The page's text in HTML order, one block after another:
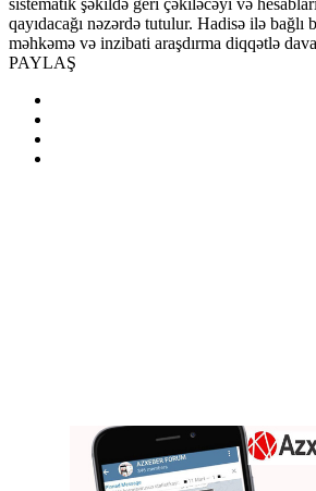
qayıdacağı nəzərdə tutulur. Hadisə ilə bağlı
məhkəmə və inzibati araşdırma diqqətlə
PAYLAŞ